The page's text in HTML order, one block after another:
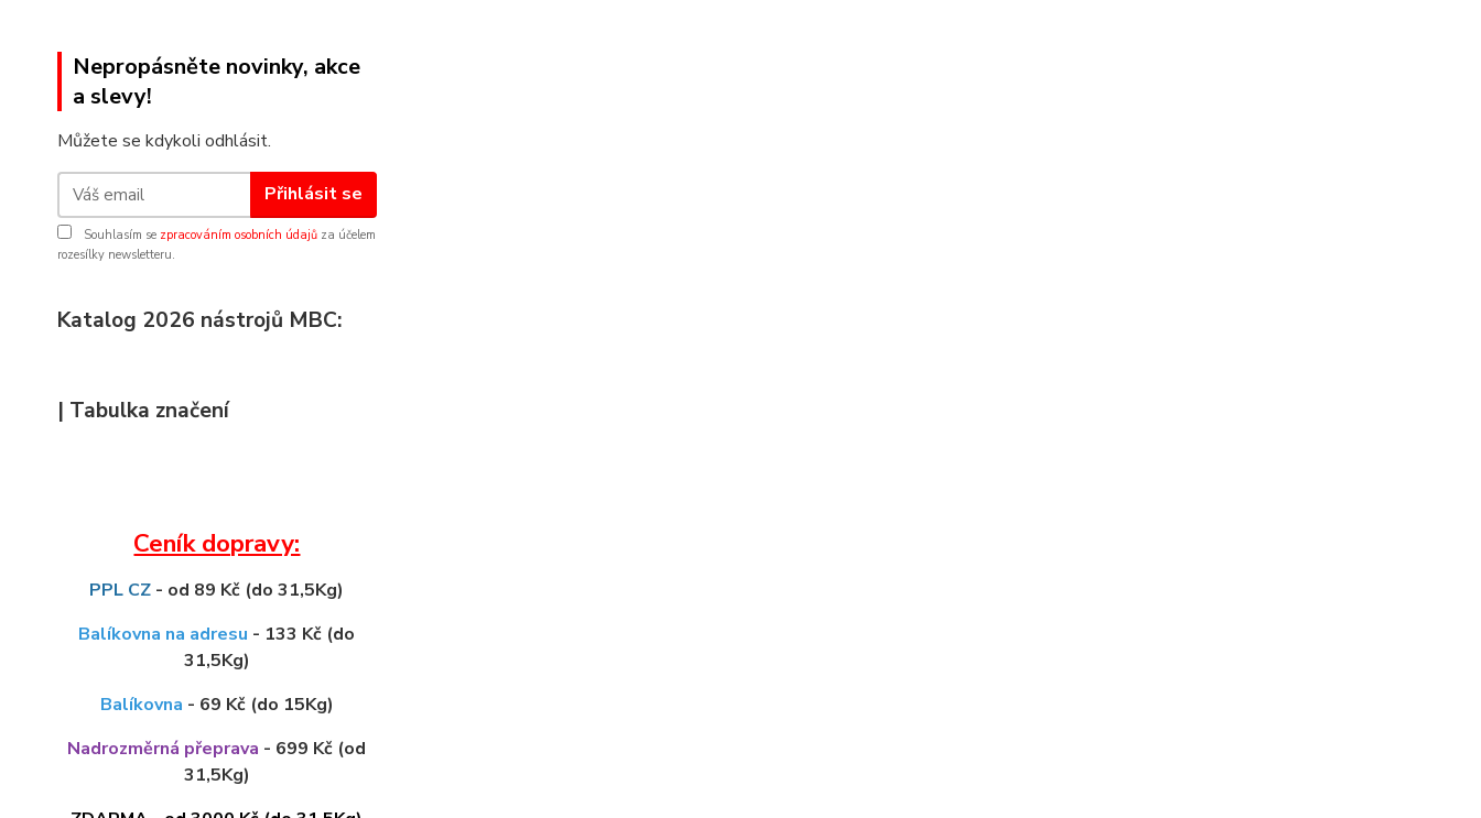
Nepropásněte novinky, akce
a slevy!
Můžete se kdykoli odhlásit.
Přihlásit se
Souhlasím se zpracováním osobních údajů za účelem
rozesílky newsletteru.
Katalog 2026 nástrojů MBC:
| Tabulka značení
Ceník dopravy:
PPL CZ - od 89 Kč (do 31,5Kg)
Balíkovna na adresu - 133 Kč (do
31,5Kg)
Balíkovna - 69 Kč (do 15Kg)
Nadrozměrná přeprava - 699 Kč (od
31,5Kg)